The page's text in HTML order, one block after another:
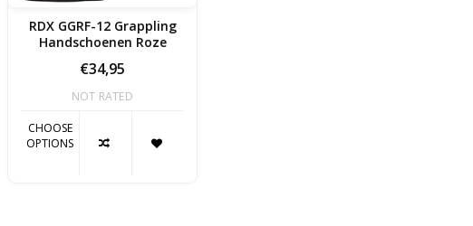
RDX GGRF-12 Grappling
Handschoenen Roze
€34,95
NOT RATED
CHOOSE
OPTIONS